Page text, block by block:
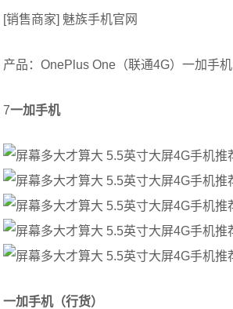
[销售商家] 魅族手机官网
产品：OnePlus One（联通4G）一加手机
7一加手机
一加手机（行货）